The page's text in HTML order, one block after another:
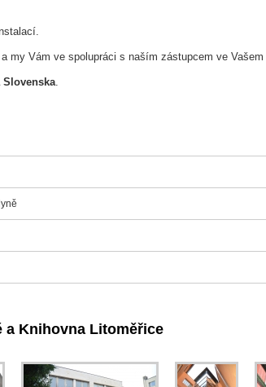
a my Vám ve spolupráci s naším zástupcem ve Vašem
Slovenska.
a Knihovna Litoměřice